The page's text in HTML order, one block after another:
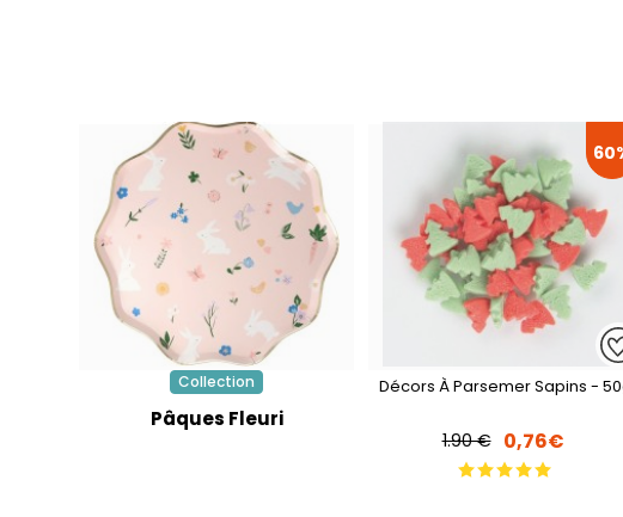
Collection
Pâques Fleuri
Décors À Parsemer Sapins -
1.90 € 0,76€